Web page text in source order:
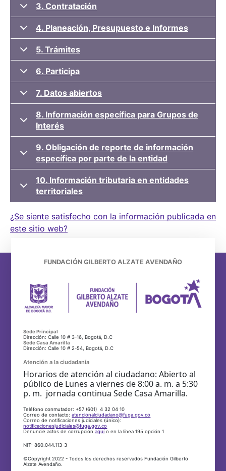
3. Contratación
4. Planeación, Presupuesto e Informes
5. Trámites
6. Participa
7. Datos abiertos
8. Información específica para Grupos de
Interés
9. Obligación de reporte de información
específica por parte de la entidad
10. Información tributaria en entidades
territoriales
¿Se siente satisfecho con la información publicada en
este sitio web?
FUNDACIÓN GILBERTO ALZATE AVENDAÑO
Sede Principal
Dirección: Calle 10 # 3-16, Bogotá, D.C
Sede Casa Amarilla
Dirección: Calle 10 # 2-54, Bogotá, D.C
Atención a la ciudadanía
Horarios de atención al ciudadano: Abierto al
público de Lunes a viernes de 8:00 a. m. a 5:30
p. m. jornada continua Sede Casa Amarilla.
Teléfono conmutador: +57 (601) 4 32 04 10
Correo de contacto:atencionalciudadano@fuga.gov.co
Correo de notificaciones judiciales (único):
notificacionesjudiciales@fuga.gov.co
Denuncie actos de corrupciónaquío en la línea 195 opción 1
NIT: 860.044.113-3
©Copyright 2022 - Todos los derechos reservados Fundación Gilberto
Alzate Avendaño.